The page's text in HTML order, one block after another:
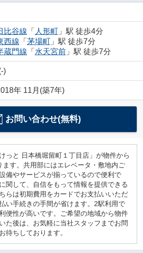
比谷線 「 人形町」駅 徒歩4分
西線 「 茅場町」駅 徒歩7分
蔵門線 「 水天宮前」駅 徒歩7分
)
年 11月(築7年)
お問い合わせ(無料)
っと 日本橋堀留町１丁目店」が物件から
す。共用部にはエレベータ・敷地内ご
備やサービスが揃っているので便利で
関して、自信をもって情報を提供できる
らは初期費用をカードでお支払いいただ
い手続きの手間が省けます。2駅利用で
便性が高いです。ご希望の地域から物件
た後は、お気軽に当社スタッフまでお問
待ちしております。